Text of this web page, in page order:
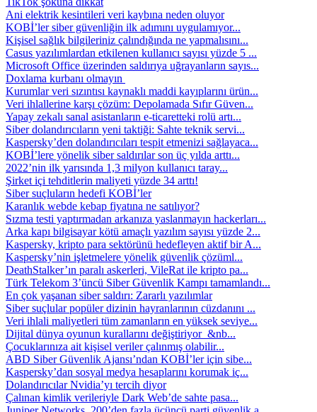
Ani elektrik kesintileri veri kaybına neden oluyor
KOBİ’ler siber güvenliğin ilk adımını uygulamıyor...
Kişisel sağlık bilgileriniz çalındığında ne yapmalısını...
Casus yazılımlardan etkilenen kullanıcı sayısı yüzde 5 ...
Microsoft Office üzerinden saldırıya uğrayanların sayıs...
Doxlama kurbanı olmayın
Kurumlar veri sızıntısı kaynaklı maddi kayıplarını ürün...
Veri ihlallerine karşı çözüm: Depolamada Sıfır Güven...
Yapay zekalı sanal asistanların e-ticaretteki rolü artı...
Siber dolandırıcıların yeni taktiği: Sahte teknik servi...
Kaspersky’den dolandırıcıları tespit etmenizi sağlayaca...
KOBİ’lere yönelik siber saldırılar son üç yılda arttı...
2022’nin ilk yarısında 1,3 milyon kullanıcı taray...
Şirket içi tehditlerin maliyeti yüzde 34 arttı!
Siber suçluların hedefi KOBİ’ler
Karanlık webde kebap fiyatına ne satılıyor?
Sızma testi yaptırmadan arkanıza yaslanmayın hackerları...
Arka kapı bilgisayar kötü amaçlı yazılım sayısı yüzde 2...
Kaspersky, kripto para sektörünü hedefleyen aktif bir A...
Kaspersky’nin işletmelere yönelik güvenlik çözüml...
DeathStalker’ın paralı askerleri, VileRat ile kripto pa...
Türk Telekom 3’üncü Siber Güvenlik Kampı tamamlandı...
En çok yaşanan siber saldırı: Zararlı yazılımlar
Siber suçlular popüler dizinin hayranlarının cüzdanını ...
Veri ihlali maliyetleri tüm zamanların en yüksek seviye...
Dijital dünya oyunun kurallarını değiştiriyor &nb...
Çocuklarınıza ait kişisel veriler çalınmış olabilir...
ABD Siber Güvenlik Ajansı’ndan KOBİ’ler için sibe...
Kaspersky’dan sosyal medya hesaplarını korumak iç...
Dolandırıcılar Nvidia’yı tercih diyor
Çalınan kimlik verileriyle Dark Web’de sahte pasa...